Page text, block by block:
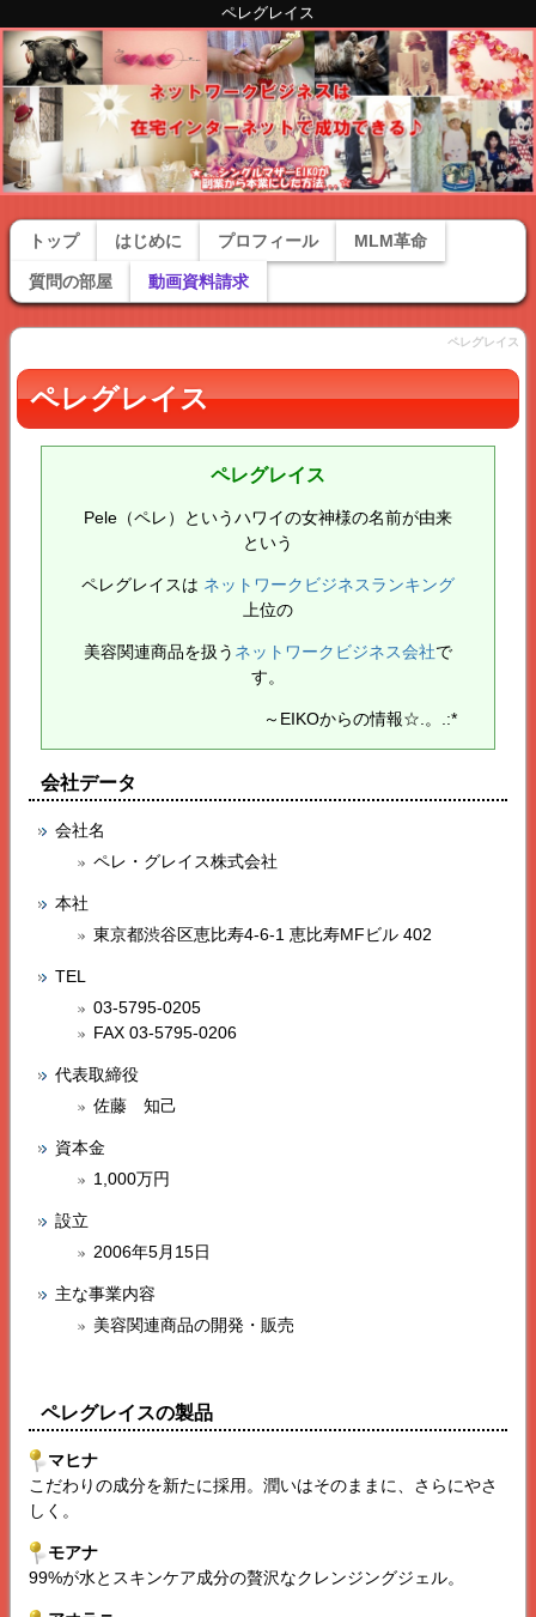
ペレグレイス
トップ はじめに プロフィール MLM革命
質問の部屋 動画資料請求
ペレグレイス
ペレグレイス
ペレグレイス
Pele（ペレ）というハワイの女神様の名前が由来
という
ペレグレイスは ネットワークビジネスランキング
上位の
美容関連商品を扱う ネットワークビジネス会社で
す。
～EIKOからの情報☆.。.:*
会社データ
会社名
ペレ・グレイス株式会社
本社
東京都渋谷区恵比寿4-6-1 恵比寿MFビル 402
TEL
03-5795-0205
FAX 03-5795-0206
代表取締役
佐藤 知己
資本金
1,000万円
設立
2006年5月15日
主な事業内容
美容関連商品の開発・販売
ペレグレイスの製品
マヒナ
こだわりの成分を新たに採用。潤いはそのままに、さらにやさ
しく。
モアナ
99%が水とスキンケア成分の贅沢なクレンジングジェル。